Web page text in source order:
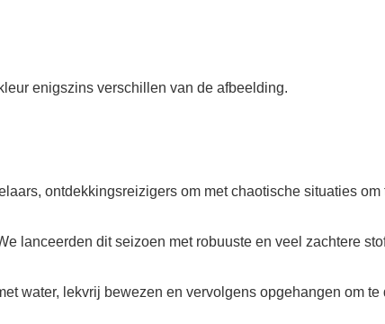
enigszins verschillen van de afbeelding.
ontdekkingsreizigers om met chaotische situaties
lanceerden dit seizoen met robuuste en veel zachtere
water, lekvrij bewezen en vervolgens opgehangen om